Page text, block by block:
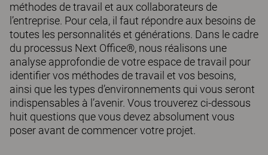
méthodes de travail et aux collaborateurs de
l’entreprise. Pour cela, il faut répondre aux besoins de
toutes les personnalités et générations. Dans le cadre
du processus Next Office®, nous réalisons une
analyse approfondie de votre espace de travail pour
identifier vos méthodes de travail et vos besoins,
ainsi que les types d’environnements qui vous seront
indispensables à l’avenir. Vous trouverez ci-dessous
huit questions que vous devez absolument vous
poser avant de commencer votre projet.